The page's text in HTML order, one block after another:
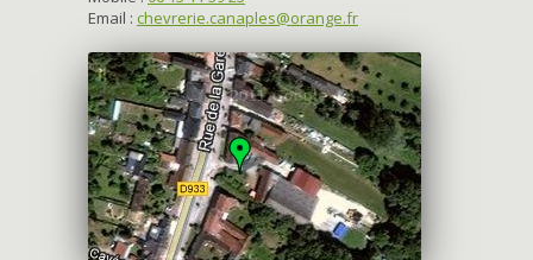
Email : chevrerie.canaples@orange.fr